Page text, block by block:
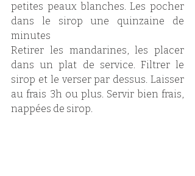
petites peaux blanches. Les pocher
dans le sirop une quinzaine de
minutes
Retirer les mandarines, les placer
dans un plat de service. Filtrer le
sirop et le verser par dessus. Laisser
au frais 3h ou plus. Servir bien frais,
nappées de sirop.